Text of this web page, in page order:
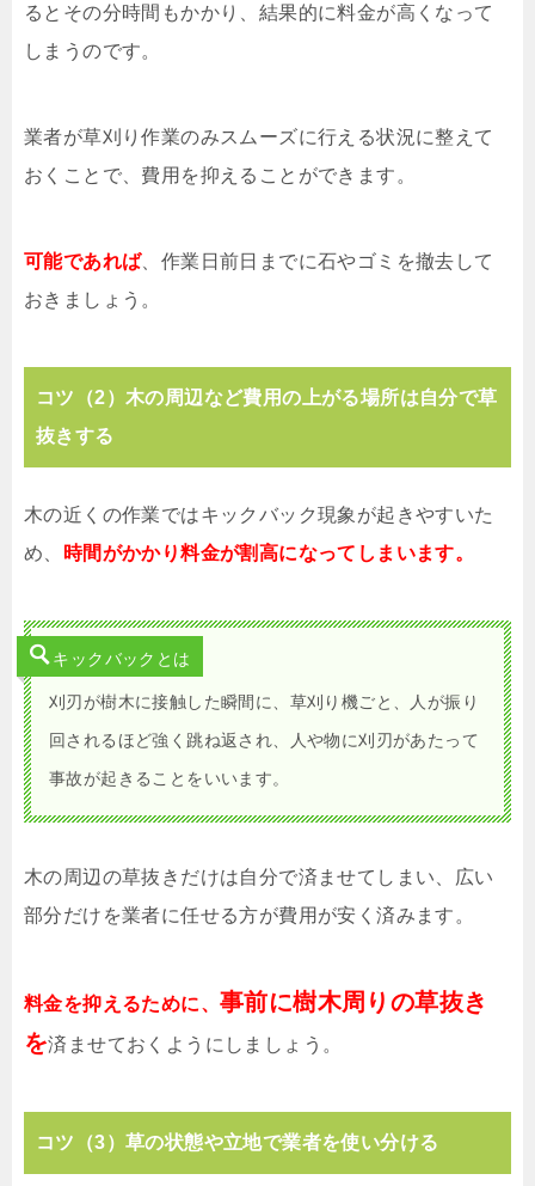
るとその分時間もかかり、結果的に料金が高くなって
しまうのです。
業者が草刈り作業のみスムーズに行える状況に整えて
おくことで、費用を抑えることができます。
可能であれば、作業日前日までに石やゴミを撤去して
おきましょう。
コツ（2）木の周辺など費用の上がる場所は自分で草
抜きする
木の近くの作業ではキックバック現象が起きやすいた
め、
時間がかかり料金が割高になってしまいます。
キックバックとは
刈刃が樹木に接触した瞬間に、草刈り機ごと、人が振り
回されるほど強く跳ね返され、人や物に刈刃があたって
事故が起きることをいいます。
木の周辺の草抜きだけは自分で済ませてしまい、広い
部分だけを業者に任せる方が費用が安く済みます。
料金を抑えるために、 事前に樹木周りの草抜き
を済ませておくようにしましょう。
コツ（3）草の状態や立地で業者を使い分ける